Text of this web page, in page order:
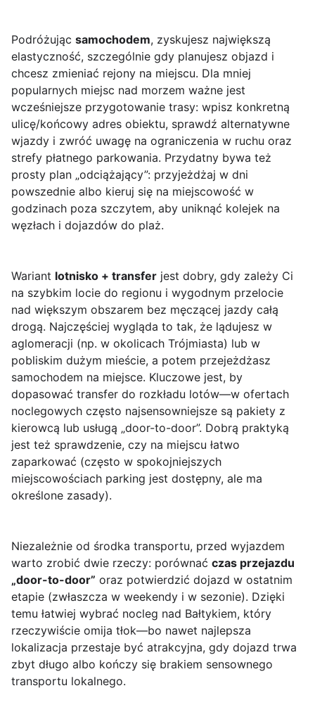
Podróżując samochodem, zyskujesz największą
elastyczność, szczególnie gdy planujesz objazd i
chcesz zmieniać rejony na miejscu. Dla mniej
popularnych miejsc nad morzem ważne jest
wcześniejsze przygotowanie trasy: wpisz konkretną
ulicę/końcowy adres obiektu, sprawdź alternatywne
wjazdy i zwróć uwagę na ograniczenia w ruchu oraz
strefy płatnego parkowania. Przydatny bywa też
prosty plan „odciążający”: przyjeżdżaj w dni
powszednie albo kieruj się na miejscowość w
godzinach poza szczytem, aby uniknąć kolejek na
węzłach i dojazdów do plaż.
Wariant lotnisko + transfer jest dobry, gdy zależy Ci
na szybkim locie do regionu i wygodnym przelocie
nad większym obszarem bez męczącej jazdy całą
drogą. Najczęściej wygląda to tak, że lądujesz w
aglomeracji (np. w okolicach Trójmiasta) lub w
pobliskim dużym mieście, a potem przejeżdżasz
samochodem na miejsce. Kluczowe jest, by
dopasować transfer do rozkładu lotów—w ofertach
noclegowych często najsensowniejsze są pakiety z
kierowcą lub usługą „door-to-door”. Dobrą praktyką
jest też sprawdzenie, czy na miejscu łatwo
zaparkować (często w spokojniejszych
miejscowościach parking jest dostępny, ale ma
określone zasady).
Niezależnie od środka transportu, przed wyjazdem
warto zrobić dwie rzeczy: porównać czas przejazdu
„door-to-door” oraz potwierdzić dojazd w ostatnim
etapie (zwłaszcza w weekendy i w sezonie). Dzięki
temu łatwiej wybrać nocleg nad Bałtykiem, który
rzeczywiście omija tłok—bo nawet najlepsza
lokalizacja przestaje być atrakcyjna, gdy dojazd trwa
zbyt długo albo kończy się brakiem sensownego
transportu lokalnego.